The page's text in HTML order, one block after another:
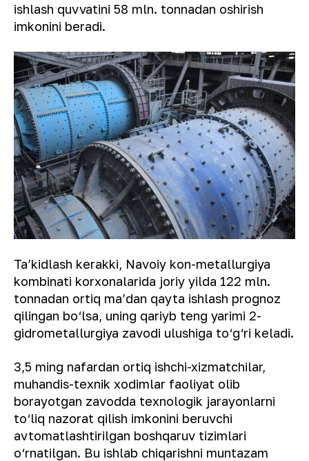
ishlash quvvatini 58 mln. tonnadan oshirish
imkonini beradi.
Taʼkidlash kerakki, Navoiy kon-metallurgiya
kombinati korxonalarida joriy yilda 122 mln.
tonnadan ortiq maʼdan qayta ishlash prognoz
qilingan bo‘lsa, uning qariyb teng yarimi 2-
gidrometallurgiya zavodi ulushiga to‘g‘ri keladi.
3,5 ming nafardan ortiq ishchi-xizmatchilar,
muhandis-texnik xodimlar faoliyat olib
borayotgan zavodda texnologik jarayonlarni
to‘liq nazorat qilish imkonini beruvchi
avtomatlashtirilgan boshqaruv tizimlari
o‘rnatilgan. Bu ishlab chiqarishni muntazam